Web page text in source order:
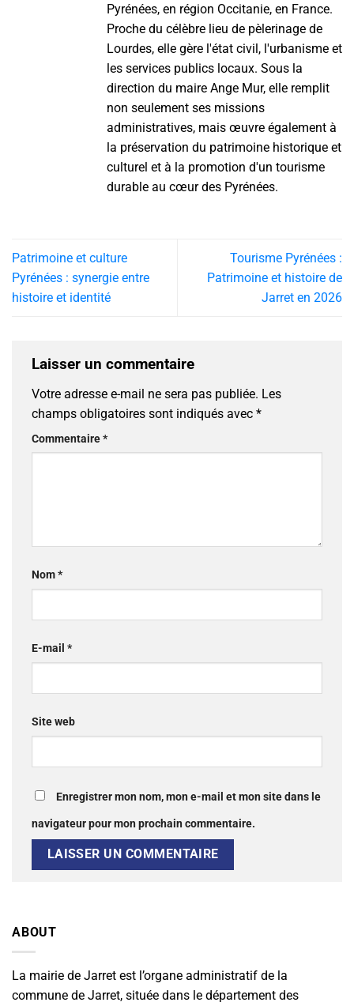
Pyrénées, en région Occitanie, en France.
Proche du célèbre lieu de pèlerinage de
Lourdes, elle gère l'état civil, l'urbanisme et
les services publics locaux. Sous la
direction du maire Ange Mur, elle remplit
non seulement ses missions
administratives, mais œuvre également à
la préservation du patrimoine historique et
culturel et à la promotion d'un tourisme
durable au cœur des Pyrénées.
Patrimoine et culture
Pyrénées : synergie entre
histoire et identité
Tourisme Pyrénées :
Patrimoine et histoire de
Jarret en 2026
Laisser un commentaire
Votre adresse e-mail ne sera pas publiée. Les
champs obligatoires sont indiqués avec *
Commentaire*
Nom*
E-mail *
Site web
Enregistrer mon nom, mon e-mail et mon site dans le
navigateur pour mon prochain commentaire.
ABOUT
La mairie de Jarret est l’organe administratif de la
commune de Jarret, située dans le département des